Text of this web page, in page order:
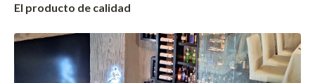
El producto de calidad